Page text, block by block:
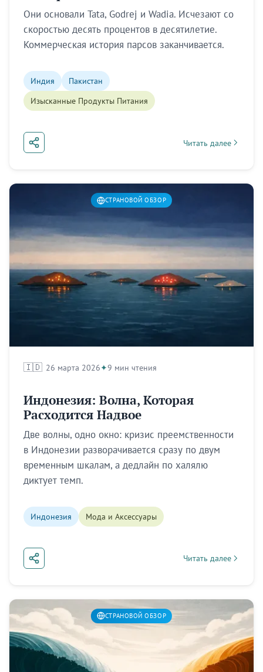
Они основали Tata, Godrej и Wadia. Исчезают со
скоростью десять процентов в десятилетие.
Коммерческая история парсов заканчивается.
Индия
Пакистан
Изысканные Продукты Питания
Читать далее
about Диаспора
СТРАНОВОЙ ОБЗОР
🇮🇩 26 марта 2026 9 мин чтения
Индонезия: Волна, Которая
Расходится Надвое
Две волны, одно окно: кризис преемственности
в Индонезии разворачивается сразу по двум
временным шкалам, а дедлайн по халялю
диктует темп.
Индонезия Мода и Аксессуары
Читать далее
about Индонезия:
СТРАНОВОЙ ОБЗОР